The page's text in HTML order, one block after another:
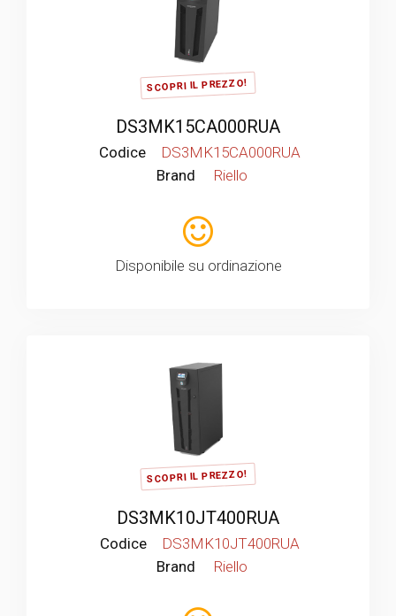
SCOPRI IL PREZZO!
DS3MK15CA000RUA
Codice
DS3MK15CA000RUA
Brand
Riello
Disponibile su ordinazione
SCOPRI IL PREZZO!
DS3MK10JT400RUA
Codice
DS3MK10JT400RUA
Brand
Riello